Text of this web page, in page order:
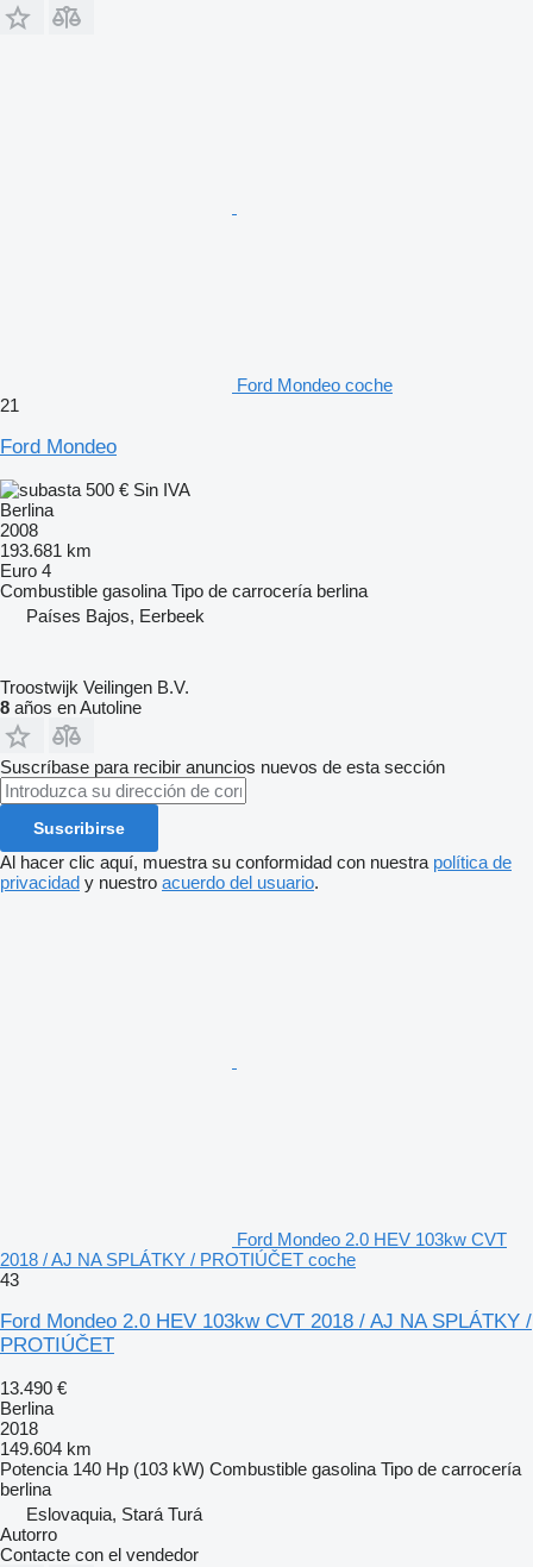
Ford Mondeo coche
21
Ford Mondeo
500 € Sin IVA
Berlina
2008
193.681 km
Euro 4
Combustible gasolina Tipo de carrocería berlina
Países Bajos, Eerbeek
Troostwijk Veilingen B.V.
8 años en Autoline
Suscríbase para recibir anuncios nuevos de esta sección
Suscribirse
Al hacer clic aquí, muestra su conformidad con nuestra política de
privacidad y nuestro acuerdo del usuario.
Ford Mondeo 2.0 HEV 103kw CVT
2018 / AJ NA SPLÁTKY / PROTIÚČET coche
43
Ford Mondeo 2.0 HEV 103kw CVT 2018 / AJ NA SPLÁTKY /
PROTIÚČET
13.490 €
Berlina
2018
149.604 km
Potencia 140 Hp (103 kW) Combustible gasolina Tipo de carrocería
berlina
Eslovaquia, Stará Turá
Autorro
Contacte con el vendedor